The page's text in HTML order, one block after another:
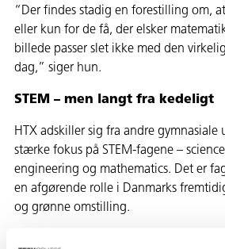
“Der findes stadig en forestilling om,
eller kun for de få, der elsker
billede passer slet ikke med den
dag,” siger hun.
STEM – men langt fra kedeligt
HTX adskiller sig fra andre gymnasiale
stærke fokus på STEM-fagene –
engineering og mathematics. Det er
en afgørende rolle i Danmarks
og grønne omstilling.
Men det betyder ikke, at